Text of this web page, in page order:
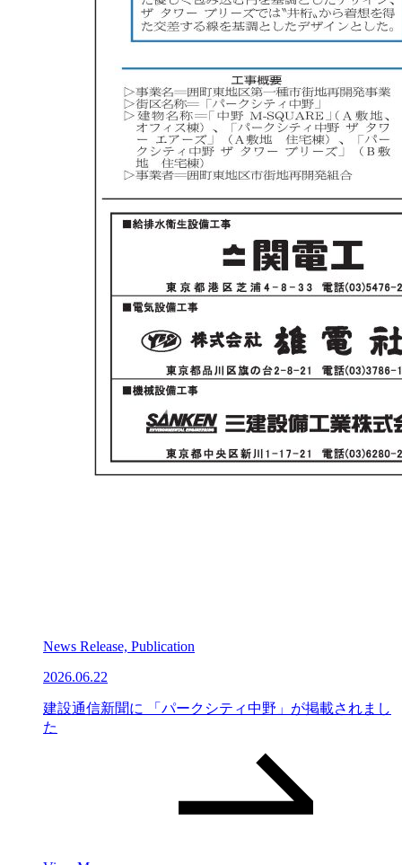
News Release, Publication
2026.06.22
建設通信新聞に 「パークシティ中野」が掲載されまし
た